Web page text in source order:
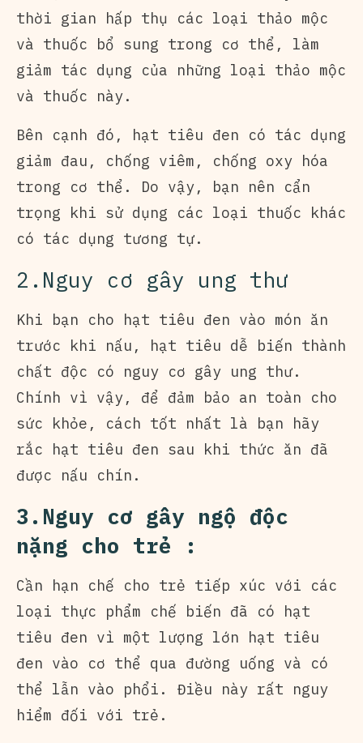
thời gian hấp thụ các loại thảo mộc
và thuốc bổ sung trong cơ thể, làm
giảm tác dụng của những loại thảo mộc
và thuốc này.
Bên cạnh đó, hạt tiêu đen có tác dụng
giảm đau, chống viêm, chống oxy hóa
trong cơ thể. Do vậy, bạn nên cẩn
trọng khi sử dụng các loại thuốc khác
có tác dụng tương tự.
2.Nguy cơ gây ung thư
Khi bạn cho hạt tiêu đen vào món ăn
trước khi nấu, hạt tiêu dễ biến thành
chất độc có nguy cơ gây ung thư.
Chính vì vậy, để đảm bảo an toàn cho
sức khỏe, cách tốt nhất là bạn hãy
rắc hạt tiêu đen sau khi thức ăn đã
được nấu chín.
3.Nguy cơ gây ngộ độc
nặng cho trẻ :
Cần hạn chế cho trẻ tiếp xúc với các
loại thực phẩm chế biến đã có hạt
tiêu đen vì một lượng lớn hạt tiêu
đen vào cơ thể qua đường uống và có
thể lẫn vào phổi. Điều này rất nguy
hiểm đối với trẻ.